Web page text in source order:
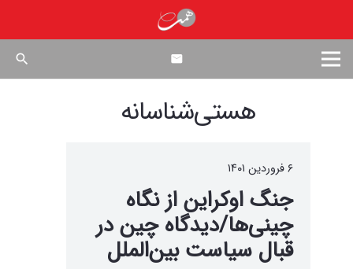
search
هستی‌شناسانه
۶ فروردین ۱۴۰۱
جنگ اوکراین از نگاه
چینی‌ها/دیدگاه چین در
قبال سیاست بین‌الملل